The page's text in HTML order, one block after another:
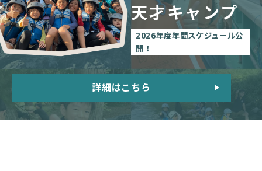
天才キャンプ
2026年度年間スケジュール公
開！
詳細はこちら